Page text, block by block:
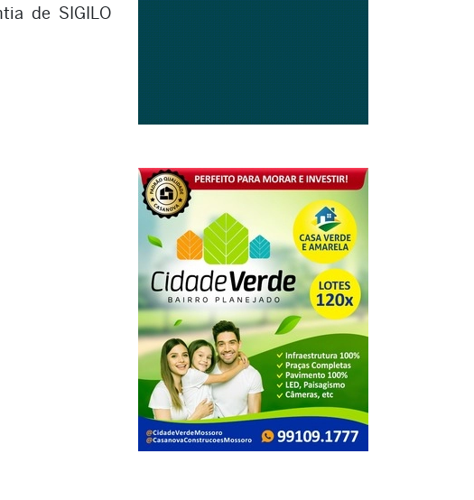
de SIGILO